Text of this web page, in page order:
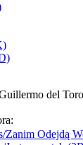
del Toro
Zanim Odejdą